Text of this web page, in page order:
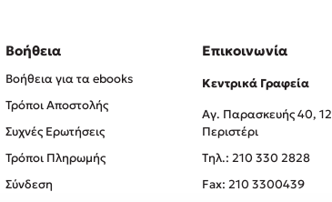
Βοήθεια
Βοήθεια για τα ebooks
Τρόποι Αποστολής
Συχνές Ερωτήσεις
Τρόποι Πληρωμής
Σύνδεση
Επικοινωνία
Κεντρικά Γραφεία
Αγ. Παρασκευής 40,
Περιστέρι
Tηλ.: 210 330 2828
Fax: 210 3300439